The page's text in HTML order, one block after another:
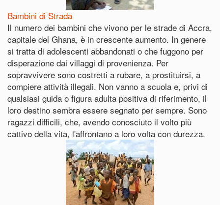
Bambini di Strada
Il numero dei bambini che vivono per le strade di Accra,
capitale del Ghana, è in crescente aumento. In genere
si tratta di adolescenti abbandonati o che fuggono per
disperazione dai villaggi di provenienza. Per
sopravvivere sono costretti a rubare, a prostituirsi, a
compiere attività illegali. Non vanno a scuola e, privi di
qualsiasi guida o figura adulta positiva di riferimento, il
loro destino sembra essere segnato per sempre. Sono
ragazzi difficili, che, avendo conosciuto il volto più
cattivo della vita, l'affrontano a loro volta con durezza.